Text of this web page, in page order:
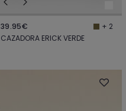
39.95€
+ 2
CAZADORA ERICK VERDE